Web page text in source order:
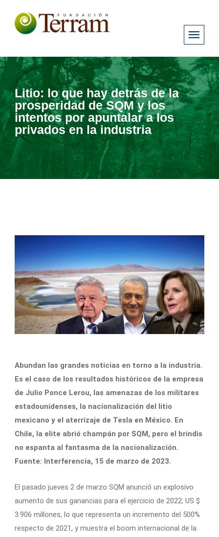
Litio: lo que hay detrás de la
prosperidad de SQM y los
intentos por apuntalar a los
privados en la industria
Abundan las grandes noticias en torno a la industria.
Es el caso de los resultados históricos de la empresa
de Julio Ponce Lerou, las amenazas de los militares
estadounidenses, la nacionalización del litio
mexicano y el aterrizaje de Tesla en México. En
Chile, la elite abrió champán por SQM, pero el brindis
no espanta al fantasma de la nacionalización.
Fuente: Interferencia, 15 de marzo de 2023.
El pasado jueves 2 de marzo SQM anunció un explosivo
aumento de sus ganancias para el ejercicio de 2022; US $
3.906 millones, lo que representa un incremento del 500%
respecto de 2021, y muestra el boom internacional de la